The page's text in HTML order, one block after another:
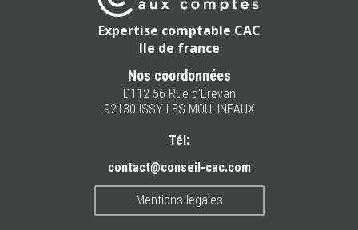
Expertise comptable CAC
Ile de france
Nos coordonnées
D112 56 Rue d'Erevan
92130 ISSY LES MOULINEAUX
Tél:
contact@conseil-cac.com
Mentions légales